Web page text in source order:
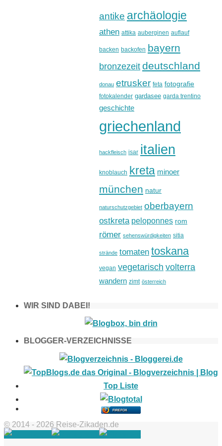
antike archäologie
athen attika auberginen auflauf
backen backofen bayern
bronzezeit deutschland
donau etrusker feta fotografie
fotokalender gardasee garda trentino
geschichte
griechenland
hackfleisch isar italien
knoblauch kreta minoer
münchen natur
naturschutzgebiet oberbayern
ostkreta peloponnes rom
römer sehenswürdigkeiten sitia
strände tomaten toskana
vegan vegetarisch volterra
wandern zimt österreich
WIR SIND DABEI!
BLOGGER-VERZEICHNISSE
FIREFOX
© 2014 - 2026 Reise-Zikaden.de